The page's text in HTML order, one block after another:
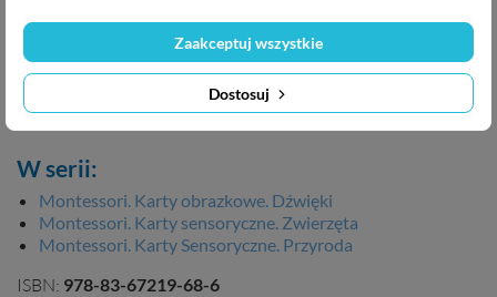
termokurczliwej. Opakowanie należy zachować ze względu
na zawarte na nim ważne informacje.Nieodpowiednie dla
dzieci w wieku poniżej 3 lat. Do użytku pod bezpośrednim
nadzorem osoby dorosłej.
W serii:
Montessori. Karty obrazkowe. Dźwięki
Montessori. Karty sensoryczne. Zwierzęta
Montessori. Karty Sensoryczne. Przyroda
ISBN: 978-83-67219-68-6
Dostosuj
Zaakceptuj wszystkie